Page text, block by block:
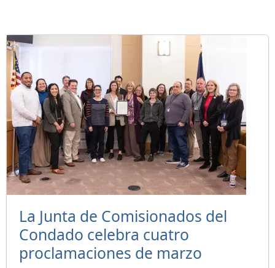
La Junta de Comisionados del
Condado celebra cuatro
proclamaciones de marzo